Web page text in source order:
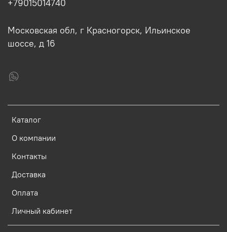
Каталог
О компании
Контакты
Доставка
Оплата
Личный кабинет
+79015014740
Московская обл, г Красногорск, Ильинское
шоссе, д 16